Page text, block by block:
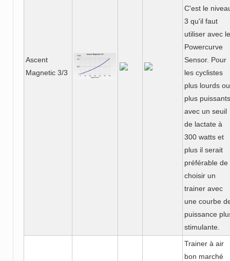
Ascent
Magnetic 3/3
C'est le
3 qu'il faut
utiliser avec le
Powercurve
Sensor. Pour
les cyclistes
plus lourds ou
plus puissants
avec un seuil
de lactate à
300 watts et
plus il serait
préférable de
choisir un
trainer avec
une courbe
puissance
stimulante.
Trainer à air
bon marché